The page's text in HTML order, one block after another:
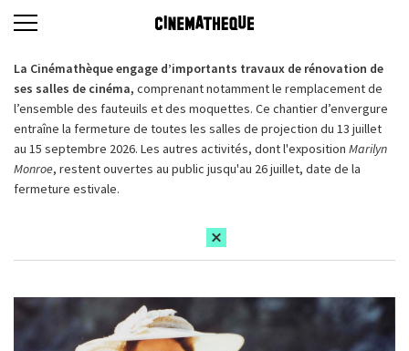
La Cinémathèque engage d’importants travaux de rénovation de
ses salles de cinéma, comprenant notamment le remplacement de
l’ensemble des fauteuils et des moquettes. Ce chantier d’envergure
entraîne la fermeture de toutes les salles de projection du 13 juillet
au 15 septembre 2026. Les autres activités, dont l'exposition Marilyn
Monroe, restent ouvertes au public jusqu'au 26 juillet, date de la
fermeture estivale.